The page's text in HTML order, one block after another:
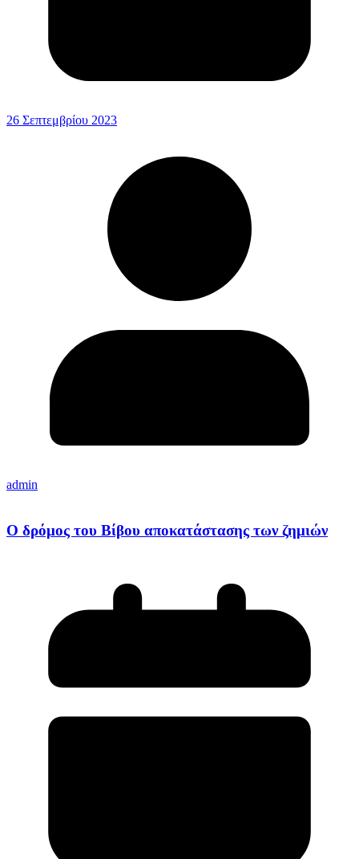
26 Σεπτεμβρίου 2023
admin
Ο δρόμος του Βίβου αποκατάστασης των ζημιών